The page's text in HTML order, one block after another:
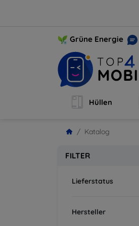
Grüne Energie
Hüllen
Katalog
FILTER
Lieferstatus
Hersteller